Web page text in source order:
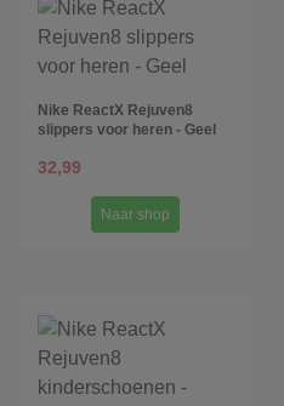
Nike ReactX Rejuven8
slippers voor heren - Geel
32,99
Naar shop